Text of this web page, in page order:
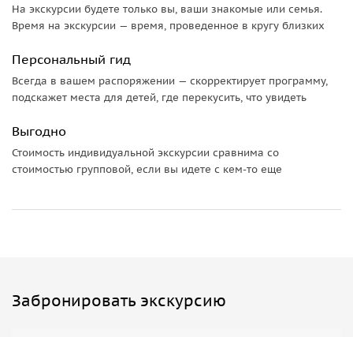
На экскурсии будете только вы, ваши знакомые или семья.
Время на экскурсии — время, проведенное в кругу близких
Персональный гид
Всегда в вашем распоряжении — скорректирует программу,
подскажет места для детей, где перекусить, что увидеть
Выгодно
Стоимость индивидуальной экскурсии сравнима со
стоимостью групповой, если вы идете с кем-то еще
Забронировать экскурсию